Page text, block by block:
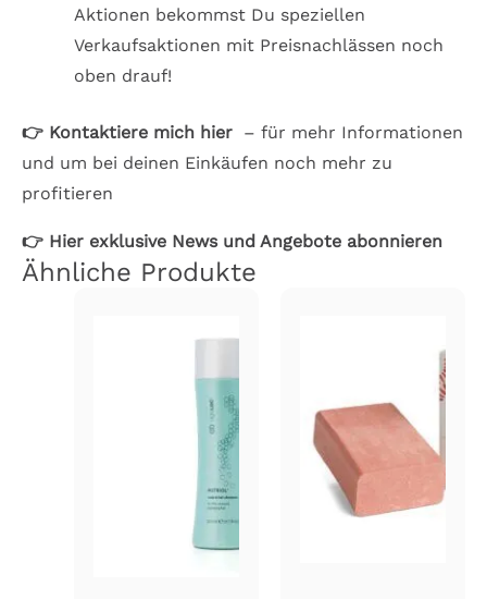
Aktionen bekommst Du speziellen
Verkaufsaktionen mit Preisnachlässen noch
oben drauf!
👉 Kontaktiere mich hier – für mehr Informationen
und um bei deinen Einkäufen noch mehr zu
profitieren
👉 Hier exklusive News und Angebote abonnieren
Ähnliche Produkte